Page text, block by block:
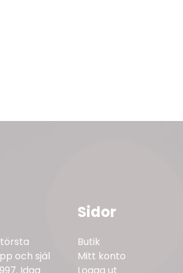
och själ
Sidor
Butik
Mitt konto